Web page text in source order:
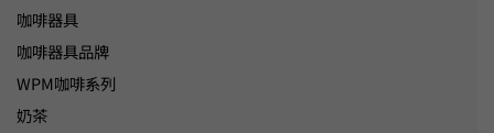
咖啡器具
咖啡器具品牌
WPM咖啡系列
奶茶